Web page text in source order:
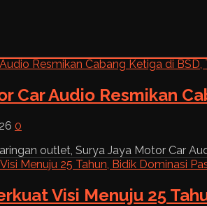
Car Audio Resmikan
0
outlet, Surya Jaya Motor Car
Visi Menuju 25